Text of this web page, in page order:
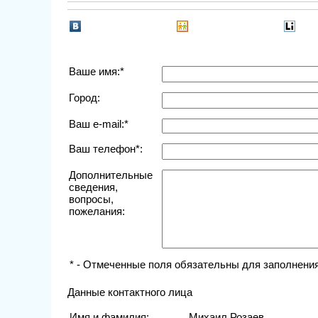
Ваше имя:*
Город:
Ваш e-mail:*
Ваш телефон*:
Дополнительные
сведения,
вопросы,
пожелания:
* - Отмеченные поля обязательны для
Данные контактного лица